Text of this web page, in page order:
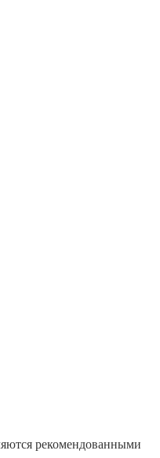
рекомендованными